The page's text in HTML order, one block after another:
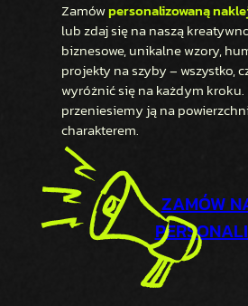
Zamówpersonalizowaną
lub zdaj się na naszą
biznesowe, unikalne wzory,
projekty na szyby – wszystko,
wyróżnić się na każdym
przeniesiemy ją na
charakterem.
ZAMÓW